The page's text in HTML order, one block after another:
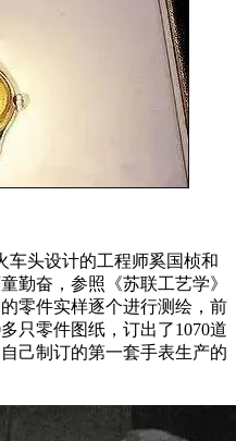
车头设计的工程师奚国桢和
勤奋，参照《苏联工艺学》
零件实样逐个进行测绘，前
只零件图纸，订出了1070道
己制订的第一套手表生产的